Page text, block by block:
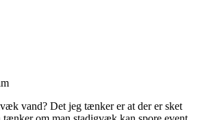
vand? Det jeg tænker er at der er sket